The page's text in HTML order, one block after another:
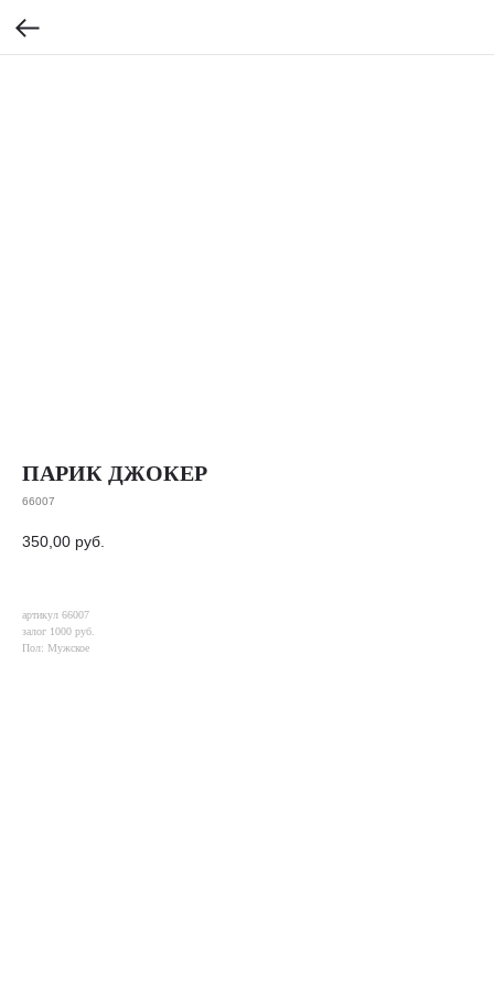
ПАРИК ДЖОКЕР
66007
350,00 руб.
артикул 66007
залог 1000 руб.
Пол: Мужское